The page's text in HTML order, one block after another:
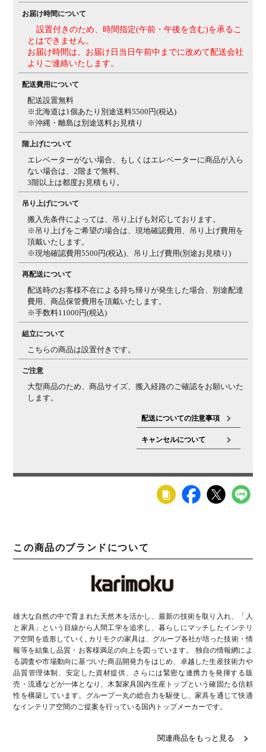
お届け時間について
設置付きのため、時間指定(午前・午後を含む)を承るこ
とはできません。
お届け時間は、お届け日当日午前中までに改めて配送会社
よりご連絡いたします。
配送費用について
配送設置無料
※北海道は1個あたり別途送料5500円(税込)
※沖縄・離島は別途送料お見積り
階上げについて
エレベーターがない場合、もしくはエレベーターに商品が入ら
ない場合は、2階まで無料。
3階以上は都度お見積もり。
吊り上げについて
搬入先条件によっては、吊り上げも対応しております。
※吊り上げをご希望の場合は、現地確認費用、吊り上げ費用を
頂戴いたします。
※現地確認費用5500円(税込)、吊り上げ費用(別途お見積り)
再配送について
配送時のお客様不在による持ち帰りが発生した場合、別途配達
費用、商品保管費用を頂戴いたします。
※手数料11000円(税込)
組立について
こちらの商品は設置付きです。
ご注意
大型商品のため、商品サイズ、搬入経路のご確認をお願いいた
します。
配送についての注意事項
キャンセルについて
この商品のブランドについて
雄大な自然の中で育まれた天然木を活かし、最新の技術を取り入れ、「人
と家具」という目線から人間工学を追求し、暮らしにマッチしたインテリ
ア空間を造形していく, カリモクの家具は、グループ各社が培った技術・情
報等を結集し品質・お客様満足の向上を図っています。 独自の情報網によ
る調査や市場動向に基づいた商品開発力をはじめ、卓越した生産技術力や
品質管理体制、安定した資材提供、さらには緊密な連携力を発揮する販
売・流通などが一体となり、木製家具国内生産トップという確固たる信頼
性を構築しています。グループ一丸の総合力を駆使し、家具を通じて快適
なインテリア空間のご提案を行っている国内トップメーカーです。
関連商品をもっと見る